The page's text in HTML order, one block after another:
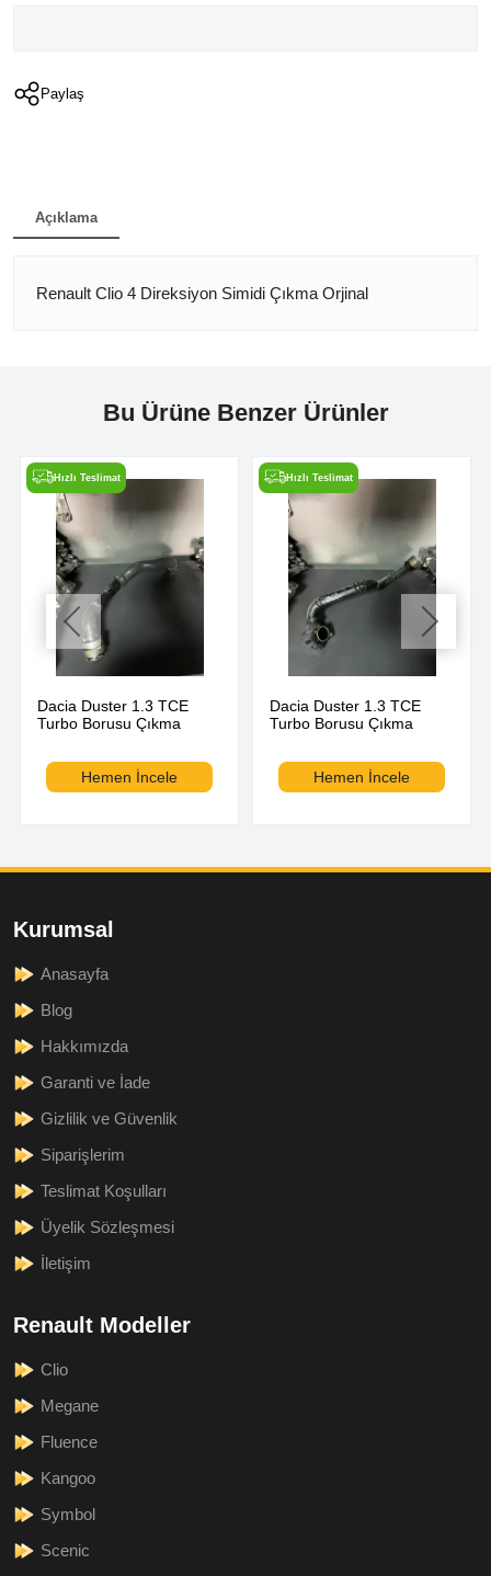
Paylaş
Açıklama
Renault Clio 4 Direksiyon Simidi Çıkma Orjinal
Bu Ürüne Benzer Ürünler
Hızlı Teslimat
Dacia Duster 1.3 TCE
Turbo Borusu Çıkma
Hemen İncele
Hızlı Teslimat
Dacia Duster 1.3 TCE
Turbo Borusu Çıkma
Hemen İncele
Kurumsal
Anasayfa
Blog
Hakkımızda
Garanti ve İade
Gizlilik ve Güvenlik
Siparişlerim
Teslimat Koşulları
Üyelik Sözleşmesi
İletişim
Renault Modeller
Clio
Megane
Fluence
Kangoo
Symbol
Scenic